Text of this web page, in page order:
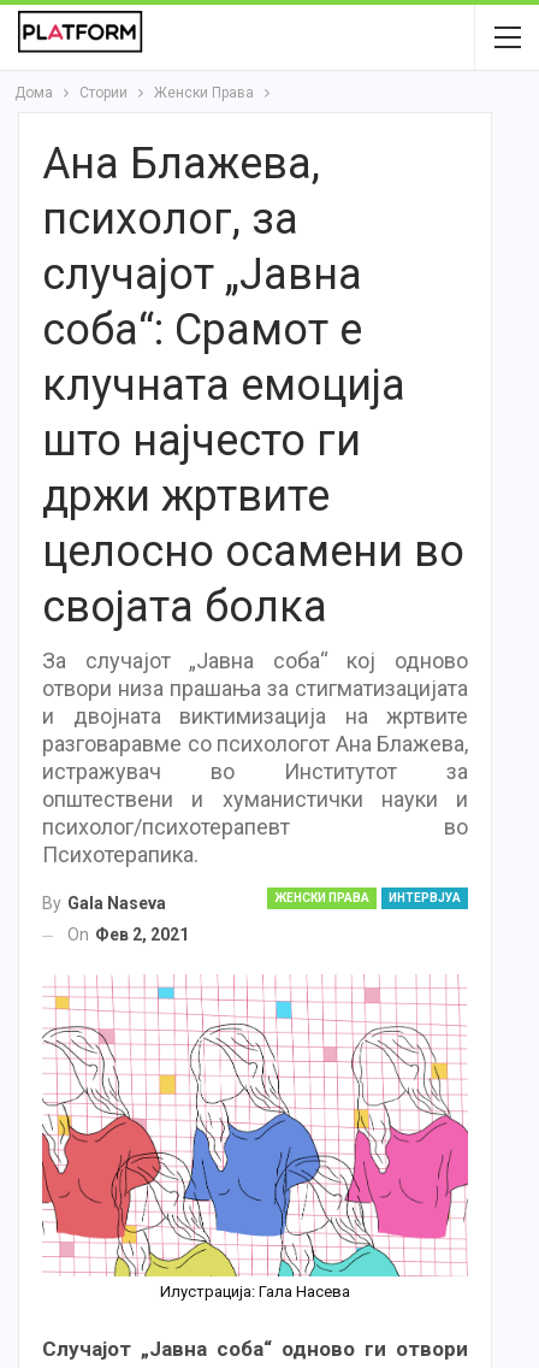
Дома Стории Женски Права
Ана Блажева,
психолог, за
случајот „Јавна
соба“: Срамот е
клучната емоција
што најчесто ги
држи жртвите
целосно осамени во
својата болка
За случајот „Јавна соба“ кој одново
отвори низа прашања за стигматизацијата
и двојната виктимизација на жртвите
разговаравме со психологот Ана Блажева,
истражувач во Институтот за
општествени и хуманистички науки и
психолог/психотерапевт во
Психотерапика.
ЖЕНСКИ ПРАВА ИНТЕРВЈУА
By Gala Naseva
On Фев 2, 2021
Илустрација: Гала Насева
Случајот „Јавна соба“ одново ги отвори